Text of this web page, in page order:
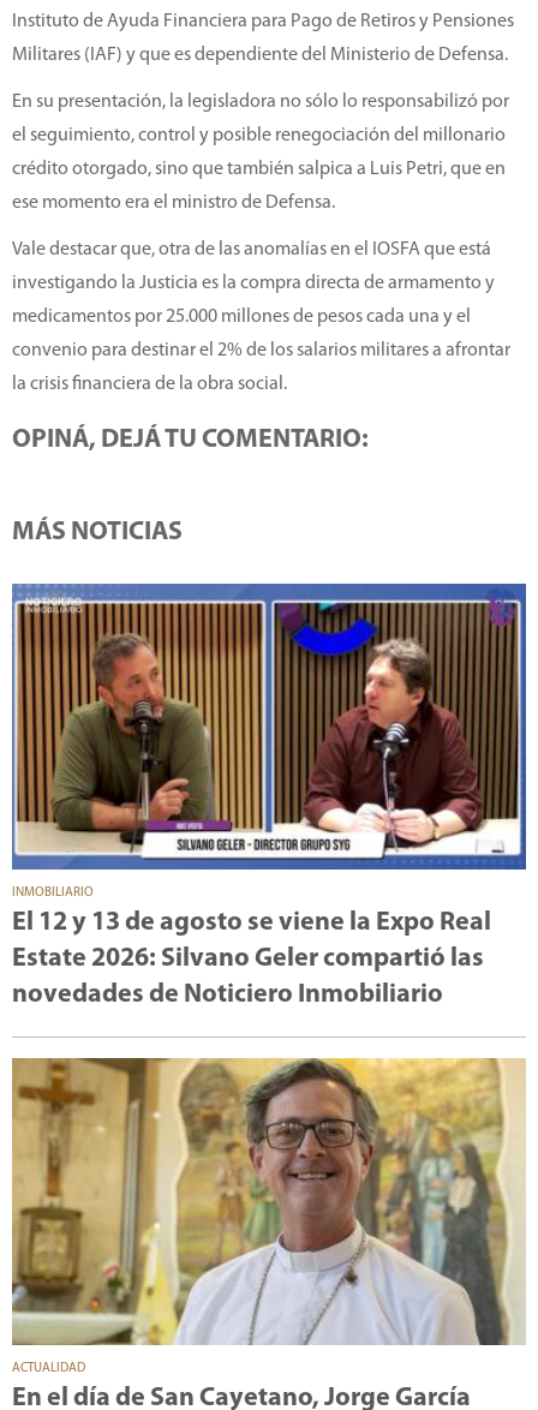
Instituto de Ayuda Financiera para Pago de Retiros y Pensiones
Militares (IAF) y que es dependiente del Ministerio de Defensa.
En su presentación, la legisladora no sólo lo responsabilizó por
el seguimiento, control y posible renegociación del millonario
crédito otorgado, sino que también salpica a Luis Petri, que en
ese momento era el ministro de Defensa.
Vale destacar que, otra de las anomalías en el IOSFA que está
investigando la Justicia es la compra directa de armamento y
medicamentos por 25.000 millones de pesos cada una y el
convenio para destinar el 2% de los salarios militares a afrontar
la crisis financiera de la obra social.
OPINÁ, DEJÁ TU COMENTARIO:
MÁS NOTICIAS
INMOBILIARIO
El 12 y 13 de agosto se viene la Expo Real
Estate 2026: Silvano Geler compartió las
novedades de Noticiero Inmobiliario
ACTUALIDAD
En el día de San Cayetano, Jorge García